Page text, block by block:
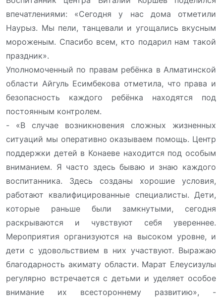
впечатлениями: «Сегодня у нас дома отметили
Наурыз. Мы пели, танцевали и угощались вкусным
мороженым. Спасибо всем, кто подарил нам такой
праздник».
Уполномоченный по правам ребёнка в Алматинской
области Айгуль Есимбекова отметила, что права и
безопасность каждого ребёнка находятся под
постоянным контролем.
- «В случае возникновения сложных жизненных
ситуаций мы оперативно оказываем помощь. Центр
поддержки детей в Конаеве находится под особым
вниманием. Я часто здесь бываю и знаю каждого
воспитанника. Здесь созданы хорошие условия,
работают квалифицированные специалисты. Дети,
которые раньше были замкнутыми, сегодня
раскрываются и чувствуют себя увереннее.
Мероприятия организуются на высоком уровне, и
дети с удовольствием в них участвуют. Выражаю
благодарность акимату области. Марат Елеусизулы
регулярно встречается с детьми и уделяет особое
внимание их всестороннему развитию», -